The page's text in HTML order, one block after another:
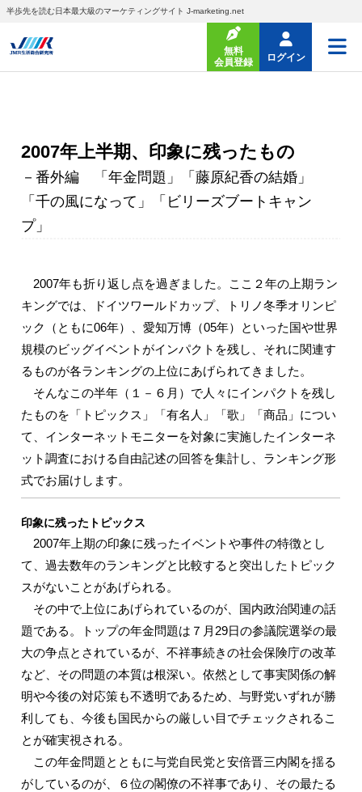
半歩先を読む日本最大級のマーケティングサイト J-marketing.net
無料
会員登録
ログイン
2007年上半期、印象に残ったもの
－番外編 「年金問題」「藤原紀香の結婚」
「千の風になって」「ビリーズブートキャン
プ」
2007年も折り返し点を過ぎました。ここ２年の上期ラン
キングでは、ドイツワールドカップ、トリノ冬季オリンピ
ック（ともに06年）、愛知万博（05年）といった国や世界
規模のビッグイベントがインパクトを残し、それに関連す
るものが各ランキングの上位にあげられてきました。
そんなこの半年（１－６月）で人々にインパクトを残し
たものを「トピックス」「有名人」「歌」「商品」につい
て、インターネットモニターを対象に実施したインターネ
ット調査における自由記述の回答を集計し、ランキング形
式でお届けします。
印象に残ったトピックス
2007年上期の印象に残ったイベントや事件の特徴とし
て、過去数年のランキングと比較すると突出したトピック
スがないことがあげられる。
その中で上位にあげられているのが、国内政治関連の話
題である。トップの年金問題は７月29日の参議院選挙の最
大の争点とされているが、不祥事続きの社会保険庁の改革
など、その問題の本質は根深い。依然として事実関係の解
明や今後の対応策も不透明であるため、与野党いずれが勝
利しても、今後も国民からの厳しい目でチェックされるこ
とが確実視される。
この年金問題とともに与党自民党と安倍晋三内閣を揺る
がしているのが、６位の閣僚の不祥事であり、その最たる